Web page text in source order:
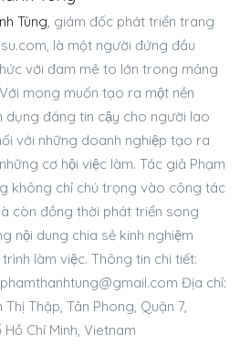
Tùng, giám đốc phát triển trang
là một người đứng đầu
với đam mê to lớn trong mảng
mong muốn tạo ra một nền
dụng đáng tin cậy cho người lao
với những doanh nghiệp tạo ra
cơ hội việc làm. Tác giả Phạm
không chỉ chú trọng vào công tác
còn đồng thời phát triển song
nội dung chia sẻ kinh nghiệm
làm việc. Thông tin chi tiết:
Địa chỉ:
Thị Thập, Tân Phong, Quận 7,
Chí Minh, Vietnam